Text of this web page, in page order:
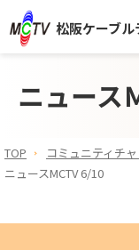
松阪ケーブル
ニュース
TOP コミュニティチ
ニュースMCTV 6/10